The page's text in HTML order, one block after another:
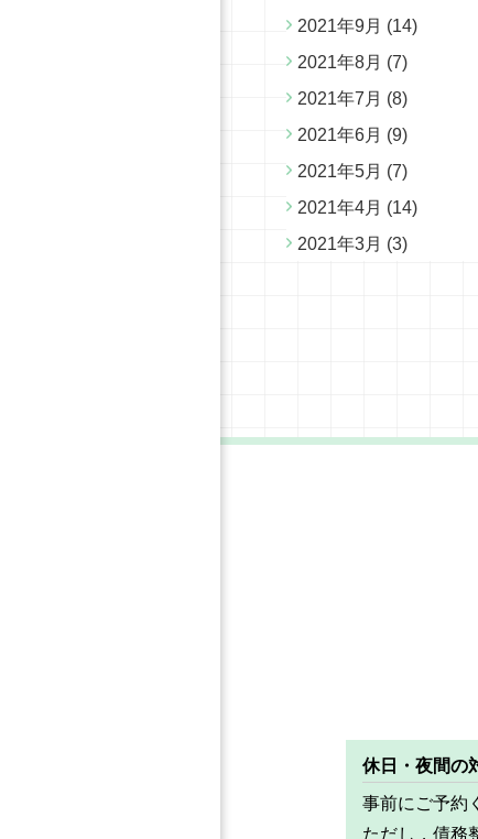
2021年9月 (14)
2021年8月 (7)
2021年7月 (8)
2021年6月 (9)
2021年5月 (7)
2021年4月 (14)
2021年3月 (3)
休日・夜間の
事前にご予約
ただし，債務